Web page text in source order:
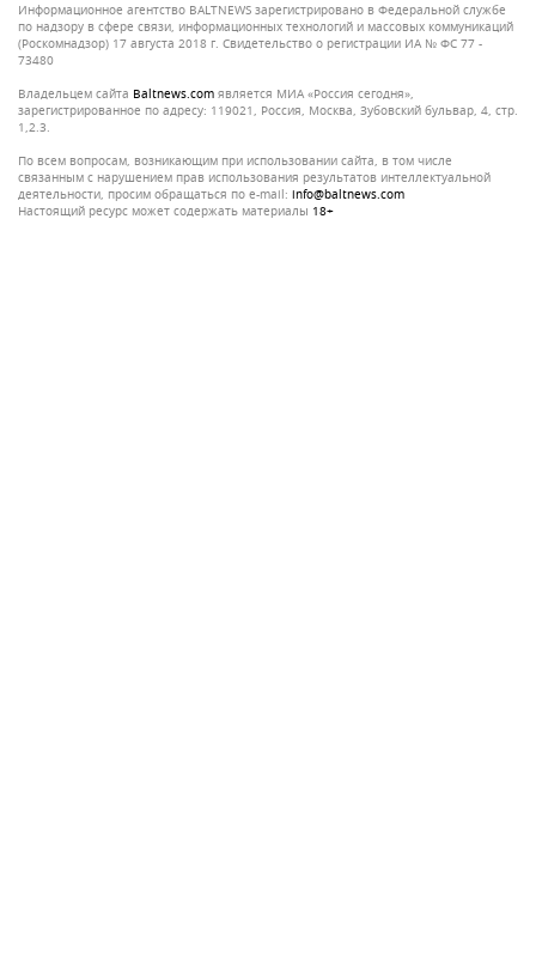
Информационное агентство BALTNEWS зарегистрировано в Федеральной службе
по надзору в сфере связи, информационных технологий и массовых коммуникаций
(Роскомнадзор) 17 августа 2018 г. Свидетельство о регистрации ИА № ФС 77 -
73480
Владельцем сайта
baltnews.com является МИА «Россия сегодня»,
зарегистрированное по адресу: 119021, Россия, Москва, Зубовский бульвар, 4, стр.
1,2.3.
По всем вопросам, возникающим при использовании сайта, в том числе
связанным с нарушением прав использования результатов интеллектуальной
деятельности, просим обращаться по e-mail: info@baltnews.com
Настоящий ресурс может содержать материалы 18+